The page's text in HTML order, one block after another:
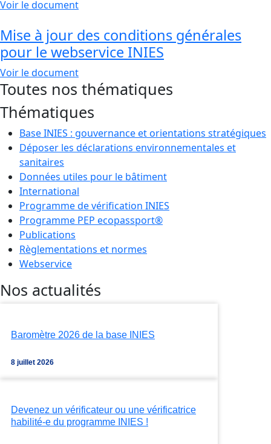
Voir le document
Mise à jour des conditions générales
pour le webservice INIES
Voir le document
Toutes nos thématiques
Thématiques
Base INIES : gouvernance et orientations stratégiques
Déposer les déclarations environnementales et
sanitaires
Données utiles pour le bâtiment
International
Programme de vérification INIES
Programme PEP ecopassport®
Publications
Règlementations et normes
Webservice
Nos actualités
Baromètre 2026 de la base INIES
8 juillet 2026
Devenez un vérificateur ou une vérificatrice
habilité-e du programme INIES !